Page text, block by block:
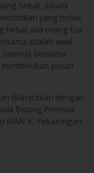
hebat, dibalik
yang hebat,
hebat ada orang tua
adalah awal,
bekerja bersama
pesan
dilanjutkan dengan
Bidang Penmad
MAN IC Pekalongan.